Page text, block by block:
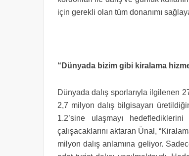
için gerekli olan tüm donanımı
“Dünyada bizim gibi kiralama
Dünyada dalış sporlarıyla ilgilenen
2,7 milyon dalış bilgisayarı
1.2’sine ulaşmayı
çalışacaklarını aktaran Ünal,
milyon dalış anlamına geliyor.